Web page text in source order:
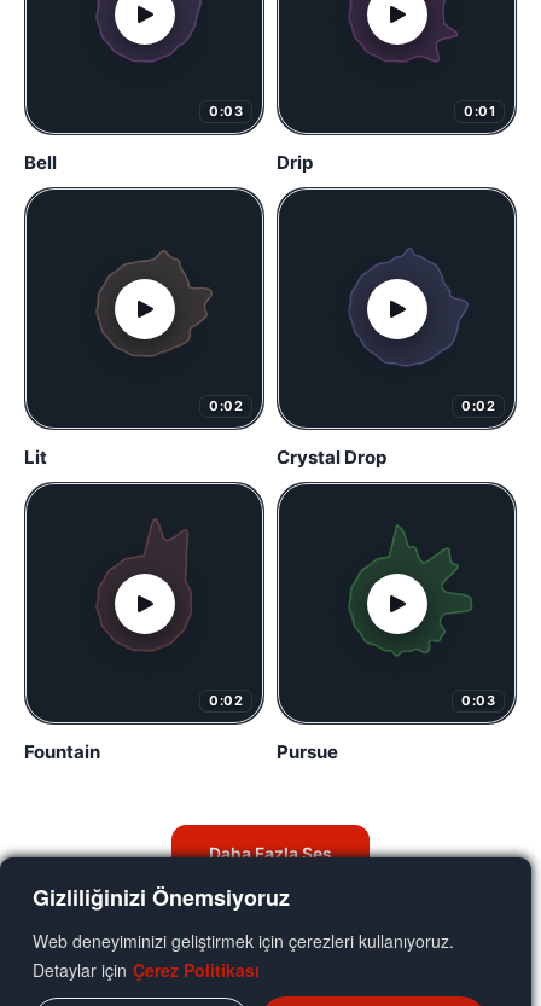
Gizliliğinizi Önemsiyoruz
Web deneyiminizi geliştirmek için çerezleri kullanıyoruz.
Detaylar için Çerez Politikası
0:03
Bell
0:01
Drip
0:02
Lit
0:02
Crystal Drop
0:02
Fountain
0:03
Pursue
Daha Fazla Ses